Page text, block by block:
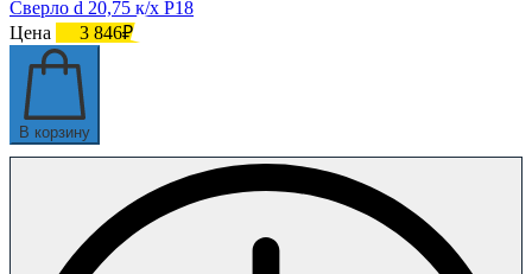
Сверло d 20,75 к/х Р18
Цена
3 846₽
В корзину